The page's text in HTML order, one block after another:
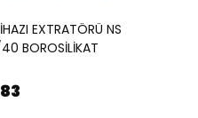
EXTRATÖRÜ NS
BOROSİLİKAT